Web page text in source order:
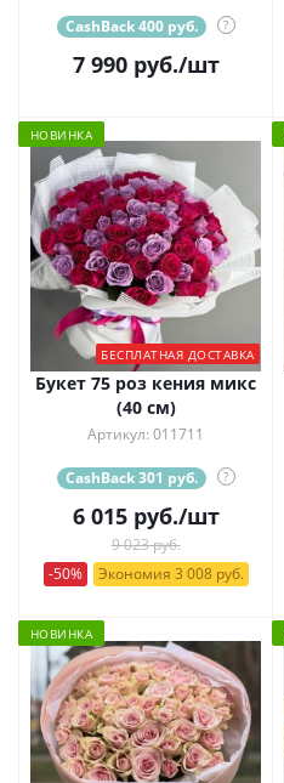
CashBack 400 руб. ?
7 990руб./шт
НОВИНКА
БЕСПЛАТНАЯ ДОСТАВКА
Букет 75 роз кения микс
(40 см)
Артикул: 011711
CashBack 301 руб. ?
6 015руб./шт
9 023 руб.
-50%
Экономия 3 008 руб.
НОВИНКА